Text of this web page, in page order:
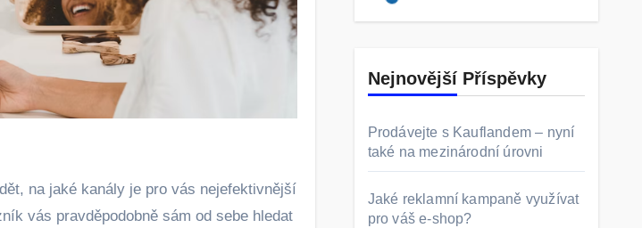
na jaké kanály je pro vás nejefektivnější
vás pravděpodobně sám od sebe hledat
Nejnovější Příspěvky
Prodávejte s Kauflandem – nyní
také na mezinárodní úrovni
Jaké reklamní kampaně využívat
pro váš e-shop?